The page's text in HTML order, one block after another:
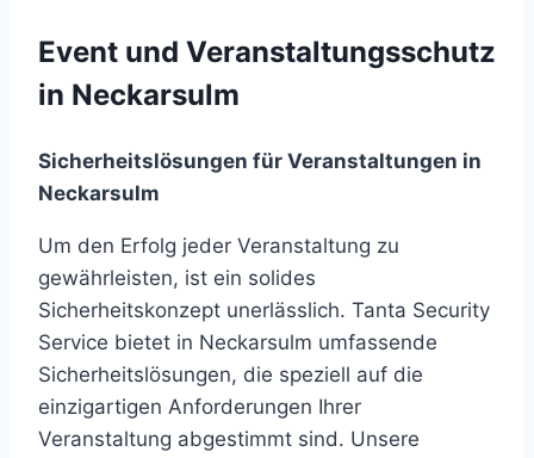
Event und Veranstaltungsschutz
in Neckarsulm
Sicherheitslösungen für Veranstaltungen in
Neckarsulm
Um den Erfolg jeder Veranstaltung zu
gewährleisten, ist ein solides
Sicherheitskonzept unerlässlich. Tanta Security
Service bietet in Neckarsulm umfassende
Sicherheitslösungen, die speziell auf die
einzigartigen Anforderungen Ihrer
Veranstaltung abgestimmt sind. Unsere